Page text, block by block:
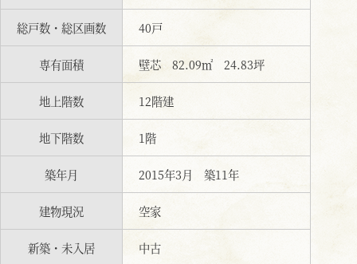
総戸数・総区画数 40戸
専有面積 壁芯 82.09㎡ 24.83坪
地上階数 12階建
地下階数 1階
築年月 2015年3月 築11年
建物現況 空家
新築・未入居 中古